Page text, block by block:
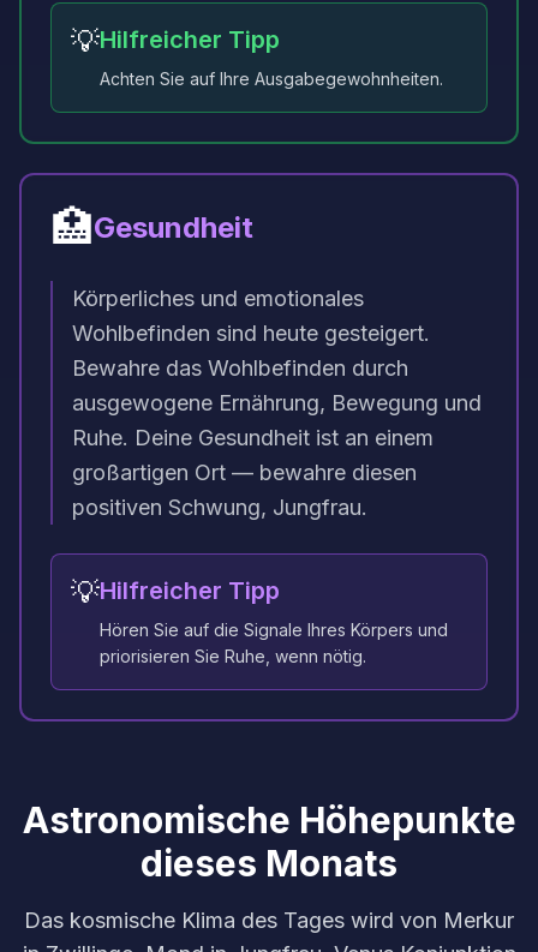
💡Hilfreicher Tipp
Achten Sie auf Ihre Ausgabegewohnheiten.
🏥Gesundheit
Körperliches und emotionales
Wohlbefinden sind heute gesteigert.
Bewahre das Wohlbefinden durch
ausgewogene Ernährung, Bewegung und
Ruhe. Deine Gesundheit ist an einem
großartigen Ort — bewahre diesen
positiven Schwung, Jungfrau.
💡Hilfreicher Tipp
Hören Sie auf die Signale Ihres Körpers und
priorisieren Sie Ruhe, wenn nötig.
Astronomische Höhepunkte
dieses Monats
Das kosmische Klima des Tages wird von Merkur